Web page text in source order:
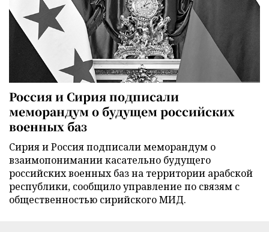
Россия и Сирия подписали
меморандум о будущем российских
военных баз
Сирия и Россия подписали меморандум о
взаимопонимании касательно будущего
российских военных баз на территории арабской
республики, сообщило управление по связям с
общественностью сирийского МИД.